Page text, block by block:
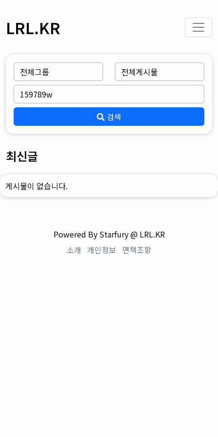
LRL.KR
검색
최신글
게시물이 없습니다.
Powered By Starfury @ LRL.KR
소개 개인정보 면책조항